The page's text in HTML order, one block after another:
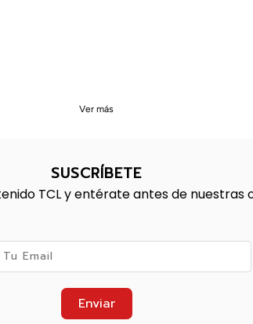
Ver más
SUSCRÍBETE
TCL y entérate antes de nuestras
Enviar